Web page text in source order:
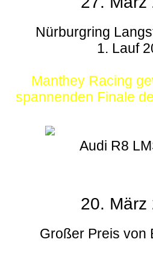
Nürburgring
1. Lauf
Manthey Racing
spannenden Finale
Audi R8
20. März
Großer Preis von